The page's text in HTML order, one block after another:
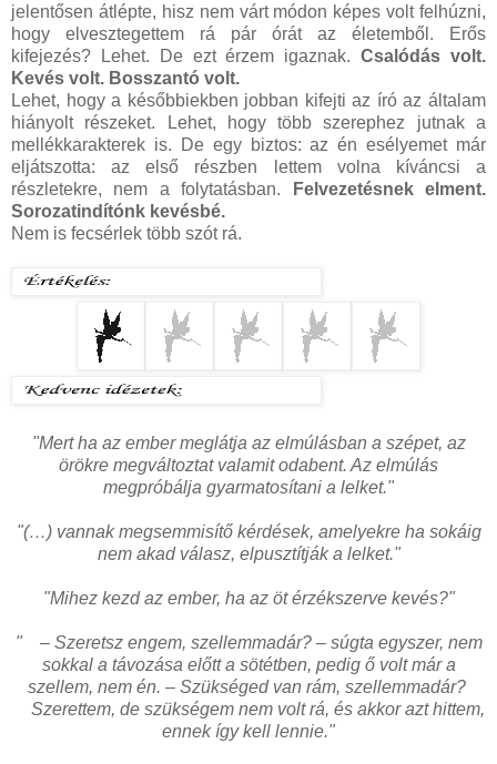
jelentősen átlépte, hisz nem várt módon képes volt felhúzni,
hogy elvesztegettem rá pár órát az életemből. Erős
kifejezés? Lehet. De ezt érzem igaznak.Csalódás volt.
Kevés volt. Bosszantó volt.
Lehet, hogy a későbbiekben jobban kifejti az író az általam
hiányolt részeket. Lehet, hogy több szerephez jutnak a
mellékkarakterek is. De egy biztos: az én esélyemet már
eljátszotta: az első részben lettem volna kíváncsi a
részletekre, nem a folytatásban.
Felvezetésnek elment.
Sorozatindítónk kevésbé.
Nem is fecsérlek több szót rá.
"Mert ha az ember meglátja az elmúlásban a szépet, az
örökre megváltoztat valamit odabent. Az elmúlás
megpróbálja gyarmatosítani a lelket."
"(…) vannak megsemmisítő kérdések, amelyekre ha sokáig
nem akad válasz, elpusztítják a lelket."
"Mihez kezd az ember, ha az öt érzékszerve kevés?"
" – Szeretsz engem, szellemmadár? – súgta egyszer, nem
sokkal a távozása előtt a sötétben, pedig ő volt már a
szellem, nem én. – Szükséged van rám, szellemmadár?
Szerettem, de szükségem nem volt rá, és akkor azt hittem,
ennek így kell lennie."